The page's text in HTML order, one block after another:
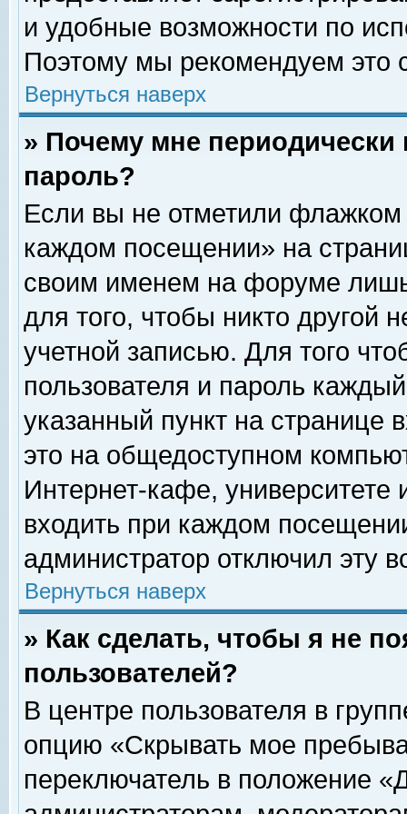
и удобные возможности по
Поэтому мы рекомендуем это
Вернуться наверх
» Почему мне
пароль?
Если вы не отметили флажком
каждом посещении» на
своим именем на форуме
для того, чтобы никто другой
учетной записью. Для того
пользователя и пароль
указанный пункт на
это на общедоступном
Интернет-кафе, университете
входить при каждом
администратор отключил эту
Вернуться наверх
» Как сделать, чтобы я не
пользователей?
В центре пользователя в
опцию «Скрывать мое
переключатель в положение